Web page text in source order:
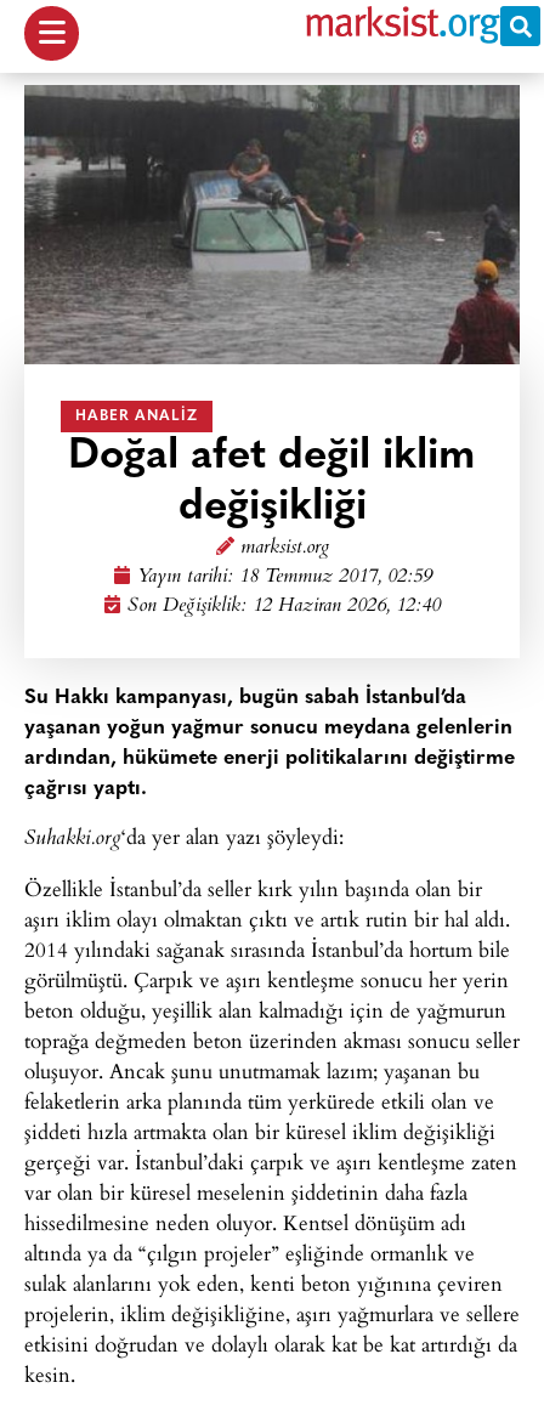
HABER ANALIZ
Doğal afet değil iklim
değişikliği
marksist.org
Yayın tarihi: 18 Temmuz 2017, 02:59
Son Değişiklik: 12 Haziran 2026, 12:40
Su Hakkı kampanyası, bugün sabah İstanbul’da
yaşanan yoğun yağmur sonucu meydana gelenlerin
ardından, hükümete enerji politikalarını değiştirme
çağrısı yaptı.
Suhakki.org‘da yer alan yazı şöyleydi:
Özellikle İstanbul’da seller kırk yılın başında olan bir
aşırı iklim olayı olmaktan çıktı ve artık rutin bir hal aldı.
2014 yılındaki sağanak sırasında İstanbul’da hortum bile
görülmüştü. Çarpık ve aşırı kentleşme sonucu her yerin
beton olduğu, yeşillik alan kalmadığı için de yağmurun
toprağa değmeden beton üzerinden akması sonucu seller
oluşuyor. Ancak şunu unutmamak lazım; yaşanan bu
felaketlerin arka planında tüm yerkürede etkili olan ve
şiddeti hızla artmakta olan bir küresel iklim değişikliği
gerçeği var. İstanbul’daki çarpık ve aşırı kentleşme zaten
var olan bir küresel meselenin şiddetinin daha fazla
hissedilmesine neden oluyor. Kentsel dönüşüm adı
altında ya da “çılgın projeler” eşliğinde ormanlık ve
sulak alanlarını yok eden, kenti beton yığınına çeviren
projelerin, iklim değişikliğine, aşırı yağmurlara ve sellere
etkisini doğrudan ve dolaylı olarak kat be kat artırdığı da
kesin.